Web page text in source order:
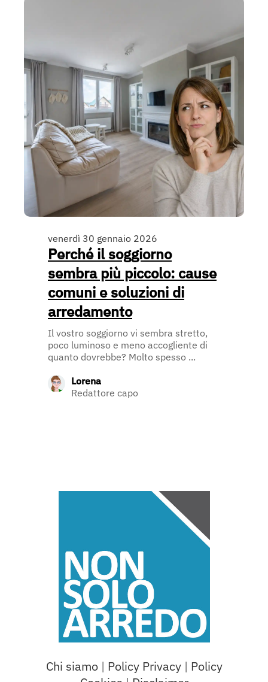
venerdì 30 gennaio 2026
Perché il soggiorno
sembra più piccolo: cause
comuni e soluzioni di
arredamento
Il vostro soggiorno vi sembra stretto,
poco luminoso e meno accogliente di
quanto dovrebbe? Molto spesso ...
Lorena
Redattore capo
Chi siamo| Policy Privacy| Policy